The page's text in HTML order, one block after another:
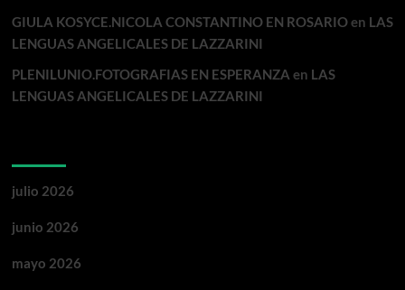
GIULA KOSYCE.NICOLA CONSTANTINO EN ROSARIOen LAS
LENGUAS ANGELICALES DE LAZZARINI
PLENILUNIO.FOTOGRAFIAS EN ESPERANZA en LAS
LENGUAS ANGELICALES DE LAZZARINI
julio 2026
junio 2026
mayo 2026